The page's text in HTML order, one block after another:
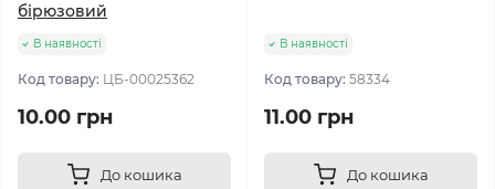
бірюзовий
В наявності
Код товару: ЦБ-00025362
10.00 грн
До кошика
В наявності
Код товару: 58334
11.00 грн
До кошика